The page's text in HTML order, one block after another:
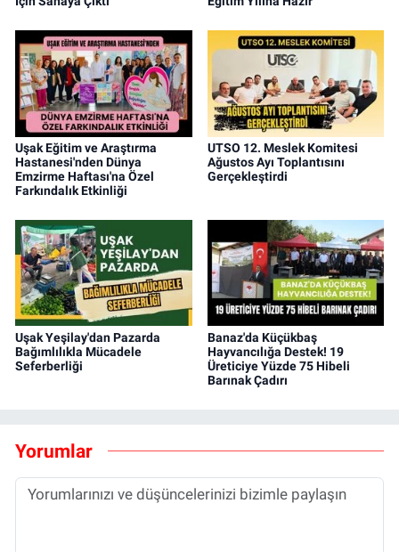
Uşak Eğitim ve Araştırma
Hastanesi'nden Dünya
Emzirme Haftası'na Özel
Farkındalık Etkinliği
UTSO 12. Meslek Komitesi
Ağustos Ayı Toplantısını
Gerçekleştirdi
Uşak Yeşilay'dan Pazarda
Bağımlılıkla Mücadele
Seferberliği
Banaz'da Küçükbaş
Hayvancılığa Destek! 19
Üreticiye Yüzde 75 Hibeli
Barınak Çadırı
Yorumlar